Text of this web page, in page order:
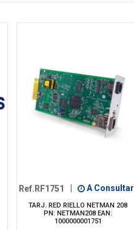
Ref.RF1751 A Consultar
TARJ. RED RIELLO NETMAN 208
PN: NETMAN208 EAN:
1000000001751